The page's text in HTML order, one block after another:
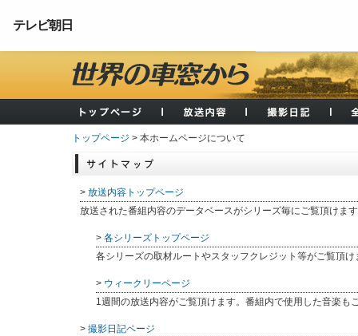
テレビ朝日
トップページ > 本ホームページについて
> 放送内容トップページ
放送された番組内容のデータベースがシリーズ毎にご覧頂けま
> 各シリーズトップページ
各シリーズの取材ルートやスタッフクレジット等がご覧頂
> ウィークリーページ
1週間の放送内容がご覧頂けます。番組内で使用した音楽
> 撮影日記ページ